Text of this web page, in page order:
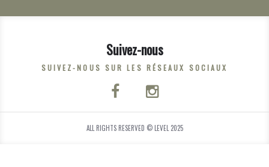
Suivez-nous
SUIVEZ-NOUS SUR LES RÉSEAUX SOCIAUX
ALL RIGHTS RESERVED © LEVEL 2025